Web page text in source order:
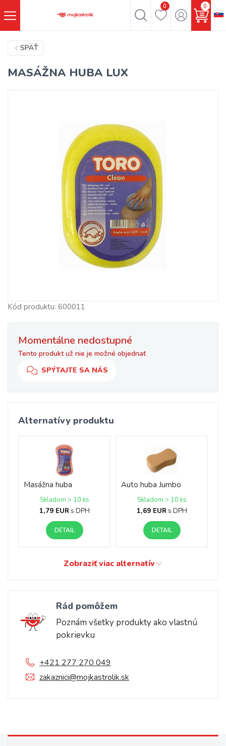
0 0
SPÄŤ
MASÁŽNA HUBA LUX
Kód produktu: 600011
Momentálne nedostupné
Tento produkt už nie je možné objednať
SPÝTAJTE SA NÁS
Alternatívy produktu
Masážna huba
Skladom > 10 ks
1,79 EUR s DPH
DETAIL
Auto huba Jumbo
Skladom > 10 ks
1,69 EUR s DPH
DETAIL
Zobraziť viac alternatív
Rád pomôžem
Poznám všetky produkty ako vlastnú
pokrievku
+421 277 270 049
zakaznici@mojkastrolik.sk